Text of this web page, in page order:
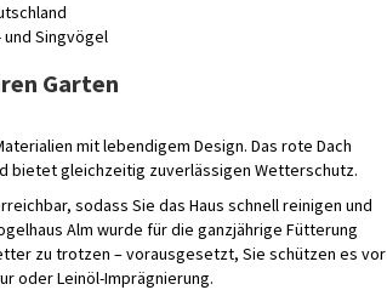
und Singvögel
Garten
mit lebendigem Design. Das rote Dach
bietet gleichzeitig zuverlässigen Wetterschutz.
sodass Sie das Haus schnell reinigen und
Alm wurde für die ganzjährige Fütterung
zu trotzen – vorausgesetzt, Sie schützen es vor
oder Leinöl-Imprägnierung.